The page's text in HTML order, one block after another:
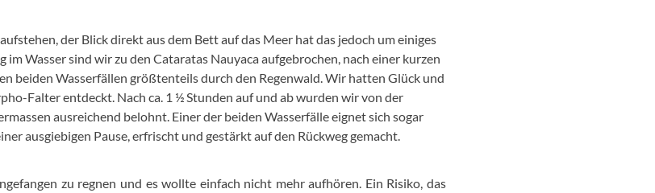
der Blick direkt aus dem Bett auf das Meer hat das jedoch um einiges
Wasser sind wir zu den Cataratas Nauyaca aufgebrochen, nach einer kurzen
beiden Wasserfällen größtenteils durch den Regenwald. Wir hatten Glück und
Falter entdeckt. Nach ca. 1 ½ Stunden auf und ab wurden wir von der
ausreichend belohnt. Einer der beiden Wasserfälle eignet sich sogar
ausgiebigen Pause, erfrischt und gestärkt auf den Rückweg gemacht.
zu regnen und es wollte einfach nicht mehr aufhören. Ein Risiko, das